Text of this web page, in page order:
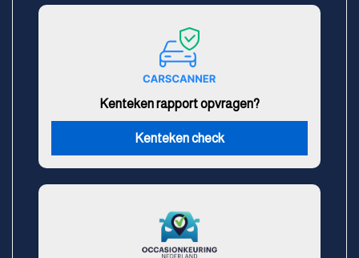
Kenteken rapport opvragen?
Kenteken check